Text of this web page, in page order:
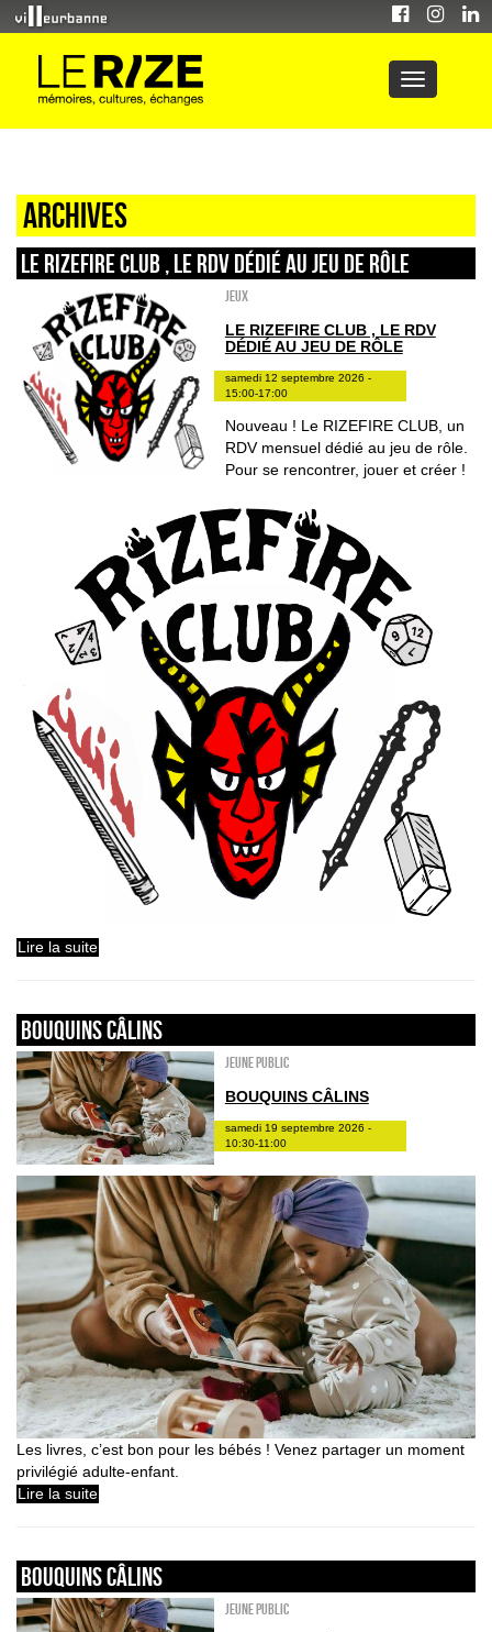
Archives
LE RIZEFIRE CLUB , LE RDV DÉDIÉ AU JEU DE RÔLE
Jeux
LE RIZEFIRE CLUB , LE RDV
DÉDIÉ AU JEU DE RÔLE
samedi 12 septembre 2026 -
15:00-17:00
Nouveau ! Le RIZEFIRE CLUB, un
RDV mensuel dédié au jeu de rôle.
Pour se rencontrer, jouer et créer !
Lire la suite
Bouquins câlins
Jeune public
BOUQUINS CÂLINS
samedi 19 septembre 2026 -
10:30-11:00
Les livres, c’est bon pour les bébés ! Venez partager un moment
privilégié adulte-enfant.
Lire la suite
Bouquins câlins
Jeune public